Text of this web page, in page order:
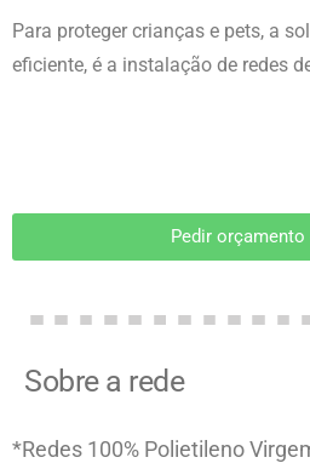
Para proteger crianças e pets, a
eficiente, é a instalação de redes
Pedir
Sobre a rede
*Redes 100% Polietileno